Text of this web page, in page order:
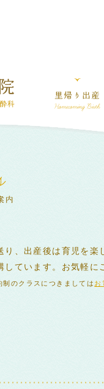
、出産後は育児を楽
ています。お気軽に
のクラスにつきましては お